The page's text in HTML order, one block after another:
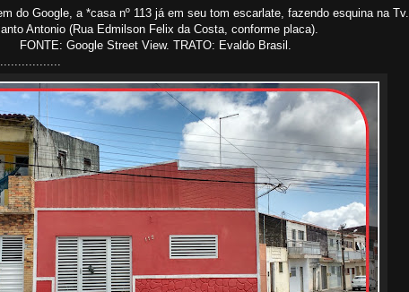
do Google, a *casa nº 113 já em seu tom escarlate, fazendo esquina na Tv.
Antonio (Rua Edmilson Felix da Costa, conforme placa).
FONTE: Google Street View. TRATO: Evaldo Brasil.